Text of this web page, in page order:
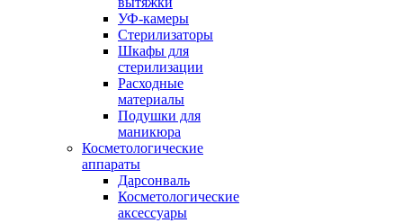
УФ-камеры
Стерилизаторы
Шкафы для
стерилизации
Расходные
материалы
Подушки для
маникюра
Косметологические
аппараты
Дарсонваль
Косметологические
аксессуары